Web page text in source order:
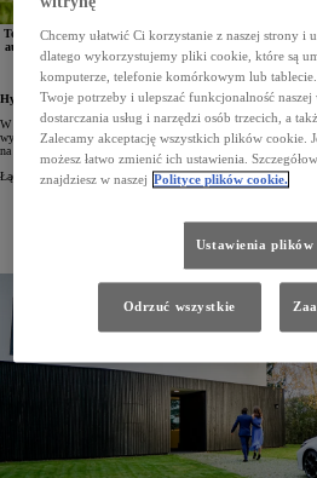
Toyota Corolla Hybrid jako pierwszy hybrydowy model
aut. Od chwili pojawienia się na rynku Corolla jest
napędy hybrydowe o mocy 122 KM i 184 KM stanowiły
modelu.
Hybrydowa Corolla z rekordem sprzedaży
W Polsce sprzedano już ponad 50 000 Corolli Hybrid. Jest to
wynikiem. Od początku obecności na polskim rynku, czyli od
na liście najlepiej sprzedających się hybryd marki.
Łączna liczba egzemplarzy sprzedanych do końca grudnia 2022
2019 rok – salony Toyoty opuściło 10 829
2021 rok – padł rekord – sprzedaż wyniosła 16 925 aut,
2022 rok – Corolla Hybrid trafiła do klientów w liczbie
Chcemy ułatwić Ci korzystanie z naszej strony i
dlatego wykorzystujemy pliki cookie, które są
komputerze, telefonie komórkowym lub
Twoje potrzeby i ulepszać funkcjonalność
dostarczania usług i narzędzi osób trzecich, a
Zalecamy akceptację wszystkich plików cookie.
możesz łatwo zmienić ich ustawienia.
znajdziesz w naszej Polityce plików cookie.
Ustawienia plików
Odrzuć wszystkie